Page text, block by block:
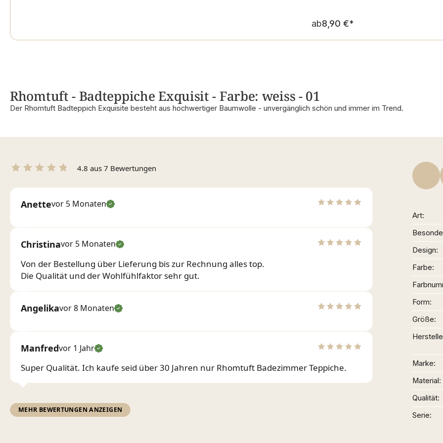
Regulärer Preis:
ab8,90 €*
Rhomtuft - Badteppiche Exquisit - Farbe: weiss - 01
Der Rhomtuft Badteppich Exquisite besteht aus hochwertiger Baumwolle - unvergänglich schön und immer im Trend.
4.8 aus 7 Bewertungen
Anettevor 5 Monaten
Christinavor 5 Monaten
Von der Bestellung über Lieferung bis zur Rechnung alles top.
Die Qualität und der Wohlfühlfaktor sehr gut.
Angelikavor 8 Monaten
Manfredvor 1 Jahr
Super Qualität. Ich kaufe seid über 30 Jahren nur Rhomtuft Badezimmer Teppiche.
MEHR BEWERTUNGEN ANZEIGEN
Art
Design
Farbe
Form
Größe
Marke
Material
Qualität
Serie